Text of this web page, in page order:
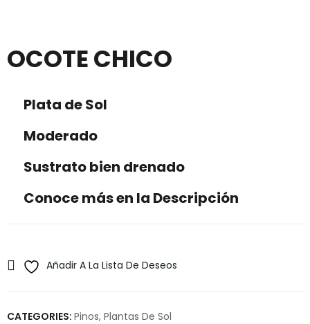
OCOTE CHICO
Plata de Sol
Moderado
Sustrato bien drenado
Conoce más en la Descripción
Añadir A La Lista De Deseos
CATEGORIES: Pinos, Plantas De Sol